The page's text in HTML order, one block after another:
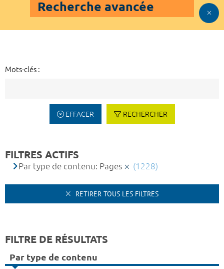
Recherche avancée
Mots-clés :
EFFACER RECHERCHER
FILTRES ACTIFS
Par type de contenu: Pages (1228)
RETIRER TOUS LES FILTRES
FILTRE DE RÉSULTATS
Par type de contenu